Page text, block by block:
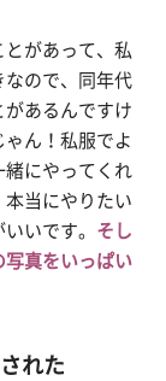
とがあって、私
なので、同年代
あるんですけ
ん！私服でよ
緒にやってくれ
本当にやりたい
いです。 そし
写真をいっぱい
れた